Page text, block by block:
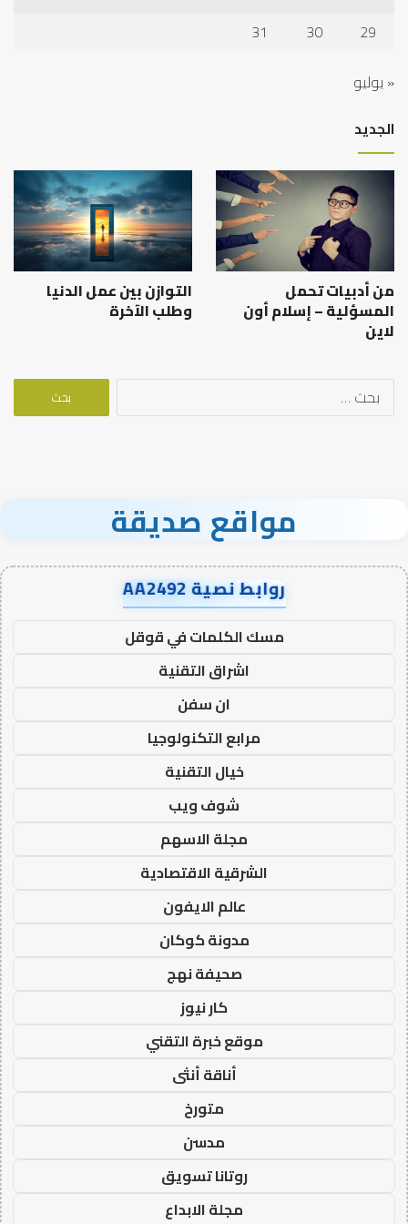
29
30
31
« يوليو
الجديد
من أدبيات تحمل
المسؤلية – إسلام أون
لاين
التوازن بين عمل الدنيا
وطلب الآخرة
البحث
مواقع صديقة
روابط نصية AA2492
مسك الكلمات في قوقل
اشراق التقنية
ان سفن
مرابع التكنولوجيا
خيال التقنية
شوف ويب
مجلة الاسهم
الشرقية الاقتصادية
عالم الايفون
مدونة كوكان
صحيفة نهج
كار نيوز
موقع خبرة التقني
أناقة أنثى
متورخ
مدسن
روتانا تسويق
مجلة الابداع